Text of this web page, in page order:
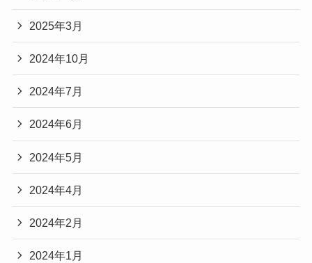
2025年3月
2024年10月
2024年7月
2024年6月
2024年5月
2024年4月
2024年2月
2024年1月